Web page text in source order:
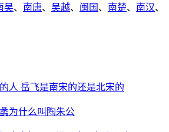
吴、 南唐、 吴越、 闽国 、 南楚、 南汉、
人 岳飞是南宋的还是北宋的
为什么叫陶朱公